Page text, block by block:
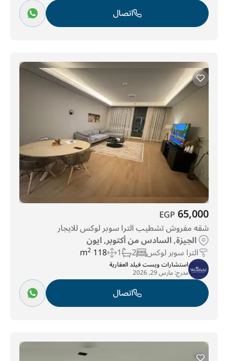
اتصال
65,000
EGP
شقه مفروش تشطيب الترا سوبر لوكس للايجار
الجيزة, السادس من أكتوبر, ايون
الترا سوبر لوكس 2
1
118 m
2
استشارات ويست فيلد العقارية
مدرج:مارس 29, 2026
اتصال